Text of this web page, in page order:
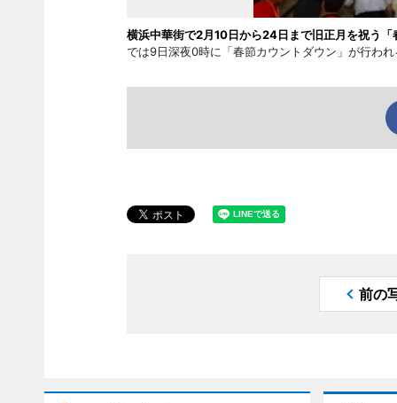
横浜中華街で2月10日から24日まで旧正月を祝う「
では9日深夜0時に「春節カウントダウン」が行われ
前の